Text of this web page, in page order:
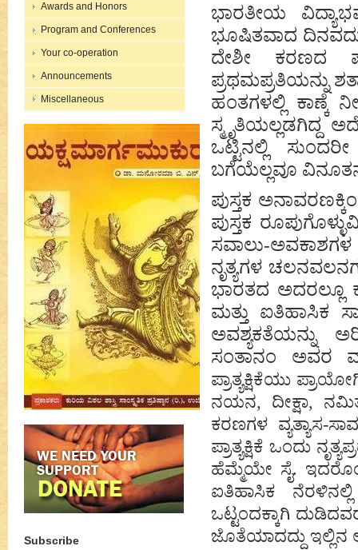
Awards and Honors
Program and Conferences
Your co-operation
Announcements
Miscellaneous
Subscribe
ಭಾರತೀಯ
ಭೂಷಿತವಾದ
ದೇಶೀ ಕರಣದ
ಪ್ರಥಮಪ್ರತಿಯನ್ನು
ಹಂತಗಳಲ್ಲಿ ಕಾಣ್ಕೆ
ಸ್ಮೃತಿಯಲ್ಲಡಗಿದ್ದ
ಒಟ್ಟಿನಲ್ಲಿ
ಬಗೆಯೆಲ್ಲವೂ
ಪುಸ್ತಕ
ಪುಸ್ತಕ
ಸವಾಲು-ಅವಕಾಶಗಳ
ನೃತ್ಯಗಳ
ಭಾರತದ ಅದರಲ್ಲೂ
ಮತ್ತು ಐತಿಹಾಸಿಕ
ಅವಶ್ಯಕತೆಯನ್ನು
ಸಂತಾನಂ ಅವರ
ಪ್ರಾತ್ಯಕ್ಷಿಕೆಯು
ನಯನ, ದೀಕ್ಷಾ,
ಕರಣಗಳ ವ್ಯತ್ಯಾಸ-
ಪ್ರಾತ್ಯಕ್ಷಿಕೆ ಒಂದು
ಹೆಮ್ಮೆಯೇ ಸೈ.
ಐತಿಹಾಸಿಕ
ಒಟ್ಟಂದಕ್ಕಾಗಿ
ಜೊತೆಯಾದದ್ದು